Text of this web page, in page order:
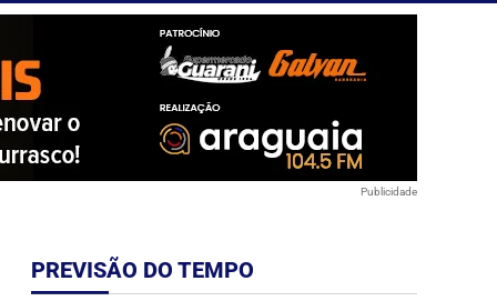
Publicidade
PREVISÃO DO TEMPO